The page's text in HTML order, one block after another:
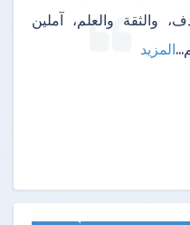
والثقة والعلم، آملين
...المزيد